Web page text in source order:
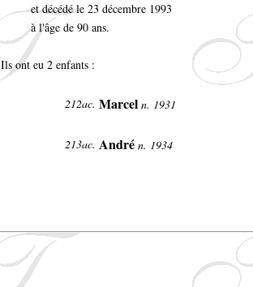
et décédé le 23 décembre 1993
à l'âge de 90 ans.
Ils ont eu 2 enfants :
212ac. Marcel n. 1931
213ac. André n. 1934